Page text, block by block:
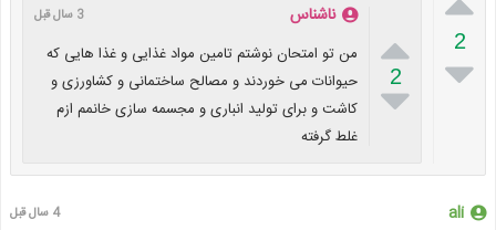
2


2

ناشناس 3 سال قبل
من تو امتحان نوشتم تامین مواد غذایی و غذا هایی که
حیوانات می خوردند و مصالح ساختمانی و کشاورزی و
کاشت و برای تولید انباری و مجسمه سازی خانمم ازم
غلط گرفته
ali 4 سال قبل